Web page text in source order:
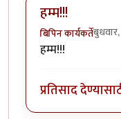
हम्म!!!
बिपिन कार्यकर्ते
हम्म!!!
प्रतिसाद